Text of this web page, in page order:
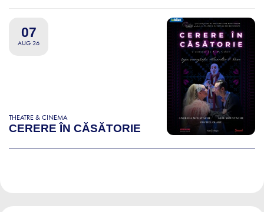
07
AUG 26
THEATRE & CINEMA
CERERE ÎN CĂSĂTORIE